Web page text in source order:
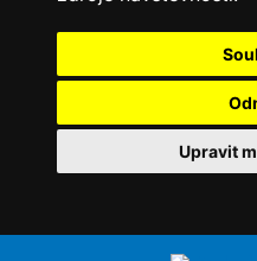
Upravit